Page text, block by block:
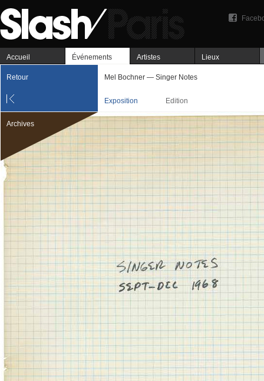
Accueil Événements Artistes Lieux
Retour Mel Bochner — Singer Notes
Exposition Edition
Archives